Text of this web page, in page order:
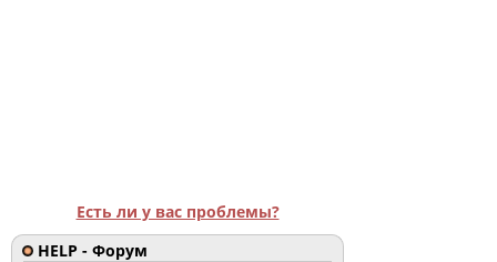
Есть ли у вас проблемы?
HELP - Форум